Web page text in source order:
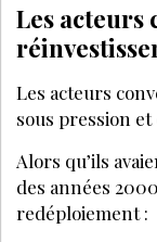
Les acteurs
Les acteurs
sous pression
Alors qu’ils
des années
redéploiement :